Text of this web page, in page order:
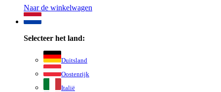
Naar de winkelwagen
Selecteer het land:
Duitsland
Oostenrijk
Italië